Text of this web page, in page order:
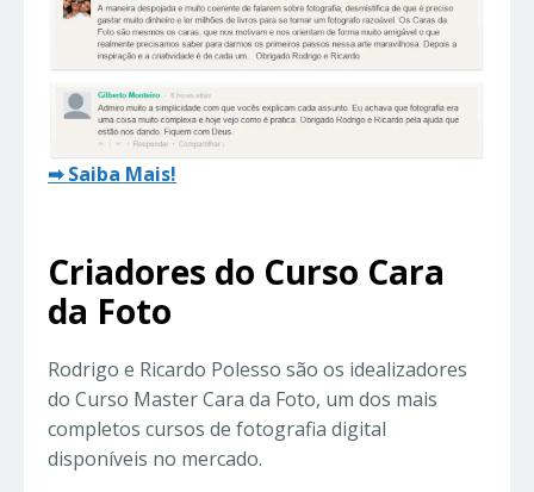
➡ Saiba Mais!
Criadores do Curso Cara
da Foto
Rodrigo e Ricardo Polesso são os idealizadores
do Curso Master Cara da Foto, um dos mais
completos cursos de fotografia digital
disponíveis no mercado.